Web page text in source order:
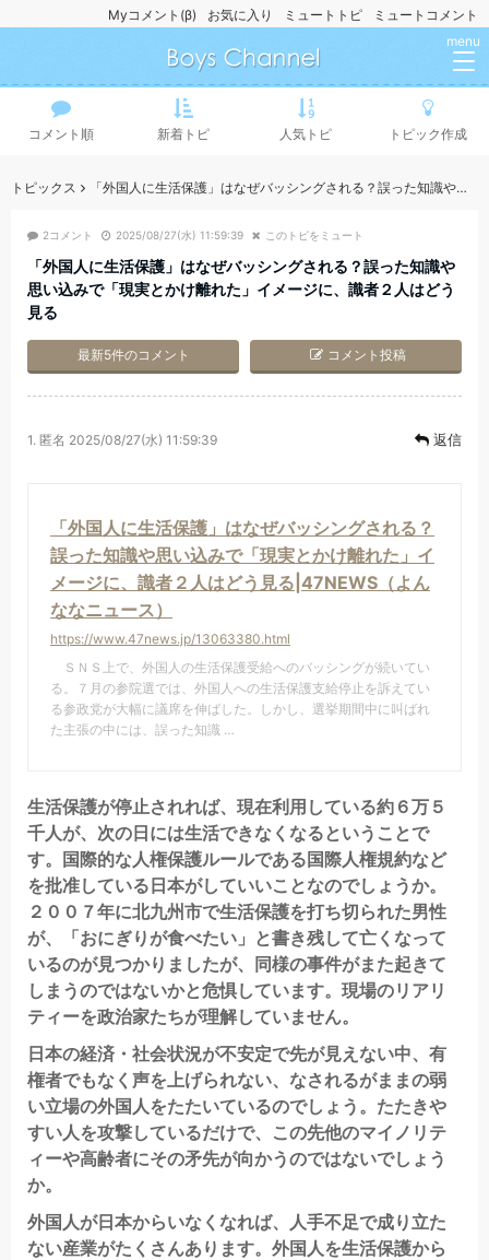
ミュートコメント
ミュートトピ
お気に入り
Myコメント(β)
menu
コメント順 新着トピ 人気トピ トピック作成
トピックス 「外国人に生活保護」はなぜバッシングされる？誤った知識や思い込みで「現実とかけ離れた」イメージに、識者２人はどう見る
2コメント 2025/08/27(水) 11:59:39 このトピをミュート
「外国人に生活保護」はなぜバッシングされる？誤った知識や
思い込みで「現実とかけ離れた」イメージに、識者２人はどう
見る
コメント投稿
最新5件のコメント
1. 匿名 2025/08/27(水) 11:59:39 返信
「外国人に生活保護」はなぜバッシングされる？
誤った知識や思い込みで「現実とかけ離れた」イ
メージに、識者２人はどう見る|47NEWS（よん
ななニュース）
https://www.47news.jp/13063380.html
ＳＮＳ上で、外国人の生活保護受給へのバッシングが続いてい
る。７月の参院選では、外国人への生活保護支給停止を訴えてい
る参政党が大幅に議席を伸ばした。しかし、選挙期間中に叫ばれ
た主張の中には、誤った知識 …
生活保護が停止されれば、現在利用している約６万５
千人が、次の日には生活できなくなるということで
す。国際的な人権保護ルールである国際人権規約など
を批准している日本がしていいことなのでしょうか。
２００７年に北九州市で生活保護を打ち切られた男性
が、「おにぎりが食べたい」と書き残して亡くなって
いるのが見つかりましたが、同様の事件がまた起きて
しまうのではないかと危惧しています。現場のリアリ
ティーを政治家たちが理解していません。
日本の経済・社会状況が不安定で先が見えない中、有
権者でもなく声を上げられない、なされるがままの弱
い立場の外国人をたたいているのでしょう。たたきや
すい人を攻撃しているだけで、この先他のマイノリテ
ィーや高齢者にその矛先が向かうのではないでしょう
か。
外国人が日本からいなくなれば、人手不足で成り立た
ない産業がたくさんあります。外国人を生活保護から